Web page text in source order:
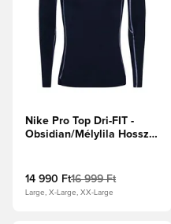
Nike Pro Top Dri-FIT -
Obsidian/Mélylila Hosszú
14 990 Ft16 999 Ft
Large, X-Large, XX-Large